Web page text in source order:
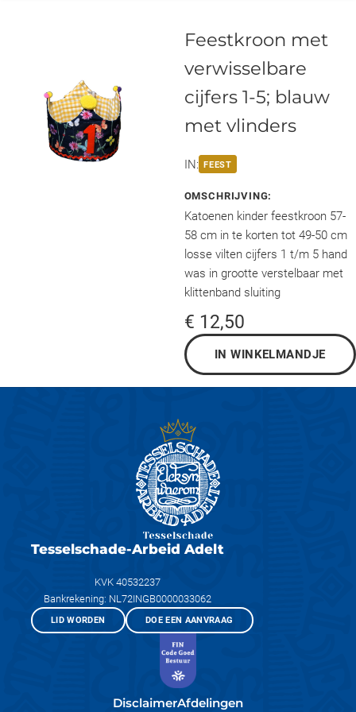
Feestkroon met
verwisselbare
cijfers 1-5; blauw
met vlinders
IN: FEEST
OMSCHRIJVING:
Katoenen kinder feestkroon 57-
58 cm in te korten tot 49-50 cm
losse vilten cijfers 1 t/m 5 hand
was in grootte verstelbaar met
klittenband sluiting
€ 12,50
Tesselschade-Arbeid Adelt
KVK 40532237
Bankrekening: NL72INGB0000033062
LID WORDEN DOE EEN AANVRAAG
DisclaimerAfdelingen